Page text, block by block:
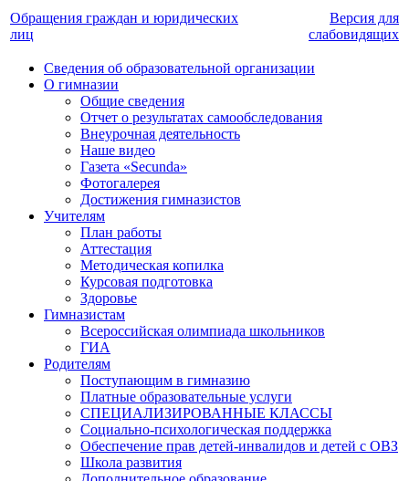
Обращения граждан и юридических
лиц
Версия для
слабовидящих
Сведения об образовательной организации
О гимназии
Общие сведения
Отчет о результатах самообследования
Внеурочная деятельность
Наше видео
Газета «Secunda»
Фотогалерея
Достижения гимназистов
Учителям
План работы
Аттестация
Методическая копилка
Курсовая подготовка
Здоровье
Гимназистам
Всероссийская олимпиада школьников
ГИА
Родителям
Поступающим в гимназию
Платные образовательные услуги
СПЕЦИАЛИЗИРОВАННЫЕ КЛАССЫ
Социально-психологическая поддержка
Обеспечение прав детей-инвалидов и детей с ОВЗ
Школа развития